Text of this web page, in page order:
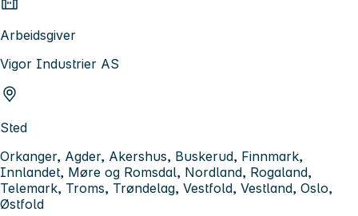
Arbeidsgiver
Vigor Industrier AS
Sted
Orkanger, Agder, Akershus, Buskerud, Finnmark,
Innlandet, Møre og Romsdal, Nordland, Rogaland,
Telemark, Troms, Trøndelag, Vestfold, Vestland, Oslo,
Østfold